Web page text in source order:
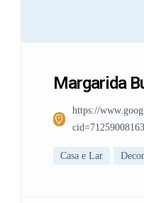
Margarida
https://
Casa e Lar